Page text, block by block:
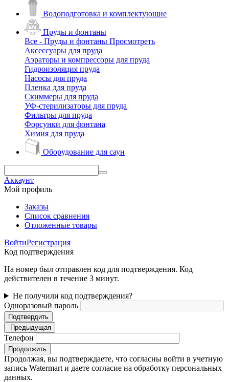
Водоподготовка и комплектующие
Пруды и фонтаны
Все - Пруды и фонтаны Просмотреть
Аксессуары для пруда
Аэраторы и компрессоры для пруда
Гидроизоляция пруда
Насосы для пруда
Пленка для пруда
Скиммеры для пруда
УФ-стерилизаторы для пруда
Фильтры для пруда
Форсунки для фонтана
Химия для пруда
Оборудование для саун
Аккаунт
Мой профиль
Заказы
Список сравнения
Отложенные товары
ВойтиРегистрация
Код подтверждения
На номер был отправлен код для подтверждения. Код
действителен в течение 3 минут.
Не получили код подтверждения?
Одноразовый пароль
Подтвердить
Предыдущая
Телефон
Продолжить
Продолжая, вы подтверждаете, что согласны войти в учетную
запись Watermart и даете согласие на обработку персональных
данных.